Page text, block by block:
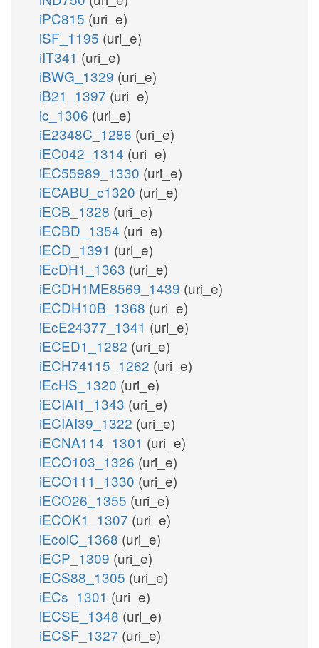
iPC815 (uri_e)
iSF_1195 (uri_e)
iIT341 (uri_e)
iBWG_1329 (uri_e)
iB21_1397 (uri_e)
ic_1306 (uri_e)
iE2348C_1286 (uri_e)
iEC042_1314 (uri_e)
iEC55989_1330 (uri_e)
iECABU_c1320 (uri_e)
iECB_1328 (uri_e)
iECBD_1354 (uri_e)
iECD_1391 (uri_e)
iEcDH1_1363 (uri_e)
iECDH1ME8569_1439 (uri_e)
iECDH10B_1368 (uri_e)
iEcE24377_1341 (uri_e)
iECED1_1282 (uri_e)
iECH74115_1262 (uri_e)
iEcHS_1320 (uri_e)
iECIAI1_1343 (uri_e)
iECIAI39_1322 (uri_e)
iECNA114_1301 (uri_e)
iECO103_1326 (uri_e)
iECO111_1330 (uri_e)
iECO26_1355 (uri_e)
iECOK1_1307 (uri_e)
iEcolC_1368 (uri_e)
iECP_1309 (uri_e)
iECS88_1305 (uri_e)
iECs_1301 (uri_e)
iECSE_1348 (uri_e)
iECSF_1327 (uri_e)